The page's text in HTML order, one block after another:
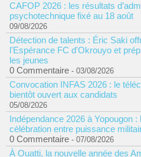
CAFOP 2026 : les résultats
psychotechnique fixé au 18 août
09/08/2026
Détection de talents : Éric Saki
l'Espérance FC d'Okrouyo et
les jeunes
0 Commentaire - 03/08/2026
Convocation INFAS 2026 : le
bientôt ouvert aux candidats
05/08/2026
Indépendance 2026 à Yopougon :
célébration entre puissance
0 Commentaire - 07/08/2026
À Ouatti, la nouvelle année des